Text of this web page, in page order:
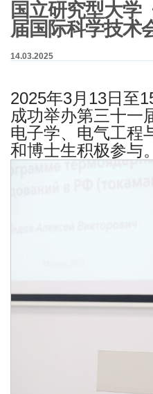
国立研究型大学
届国际科学技术
14.03.2025
2025年3月 13日至
成功举办第三十一
电子学、电气工程
和博士生积极参与。